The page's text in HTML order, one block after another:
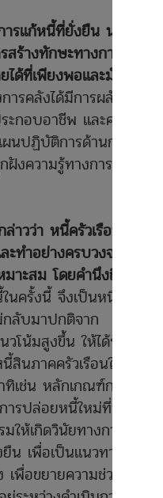
รแก้หนี้ที่ยั่งยืน นอก
างทักษะทางการเงิน
ด้ที่เพียงพอและมั่นคง
ารคลังได้มีการผลักดัน
กอบอาชีพ และความรู้
ปฏิบัติการด้านการ
วามรู้ทางการเงิน
ว่า หนี้ครัวเรือนไทย
ำอย่างครบวงจรโดย
ะสม โดยคำนึงถึงผล
ครั้งนี้ จึงเป็นหนึ่งใน
ลับมาปกติจาก
น้มสูงขึ้น ให้ได้รับ
นภาคครัวเรือนให้ครบ
ช่น หลักเกณฑ์การให้
รปล่อยหนี้ใหม่ที่มี
เกิดวินัยทางการเงิน
เพื่อเป็นแนวทางใน
พื่อขยายความช่วย